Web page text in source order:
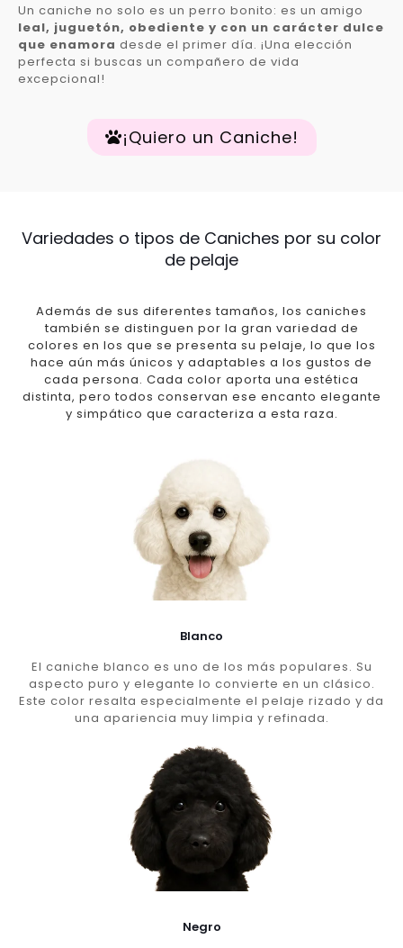
Un caniche no solo es un perro bonito: es un amigo
leal, juguetón, obediente y con un carácter dulce
que enamora desde el primer día. ¡Una elección
perfecta si buscas un compañero de vida
excepcional!
¡Quiero un Caniche!
Variedades o tipos de Caniches por su color
de pelaje
Además de sus diferentes tamaños, los caniches
también se distinguen por la gran variedad de
colores en los que se presenta su pelaje, lo que los
hace aún más únicos y adaptables a los gustos de
cada persona. Cada color aporta una estética
distinta, pero todos conservan ese encanto elegante
y simpático que caracteriza a esta raza.
Blanco
El caniche blanco es uno de los más populares. Su
aspecto puro y elegante lo convierte en un clásico.
Este color resalta especialmente el pelaje rizado y da
una apariencia muy limpia y refinada.
Negro